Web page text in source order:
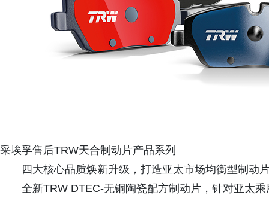
采埃孚售后TRW天合制动片产品系列
四大核心品质焕新升级，打造亚太市场均衡型制动
全新TRW DTEC-无铜陶瓷配方制动片，针对亚太